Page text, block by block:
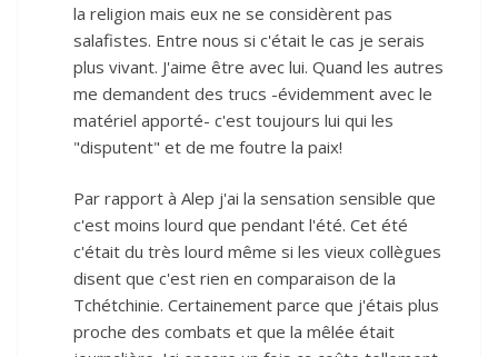
la religion mais eux ne se considèrent pas
salafistes. Entre nous si c'était le cas je serais
plus vivant. J'aime être avec lui. Quand les autres
me demandent des trucs -évidemment avec le
matériel apporté- c'est toujours lui qui les
"disputent" et de me foutre la paix!
Par rapport à Alep j'ai la sensation sensible que
c'est moins lourd que pendant l'été. Cet été
c'était du très lourd même si les vieux collègues
disent que c'est rien en comparaison de la
Tchétchinie. Certainement parce que j'étais plus
proche des combats et que la mêlée était